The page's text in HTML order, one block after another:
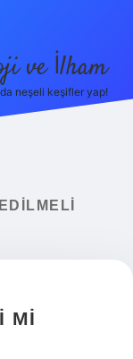
ve İlham
neşeli keşifler yap!
MI